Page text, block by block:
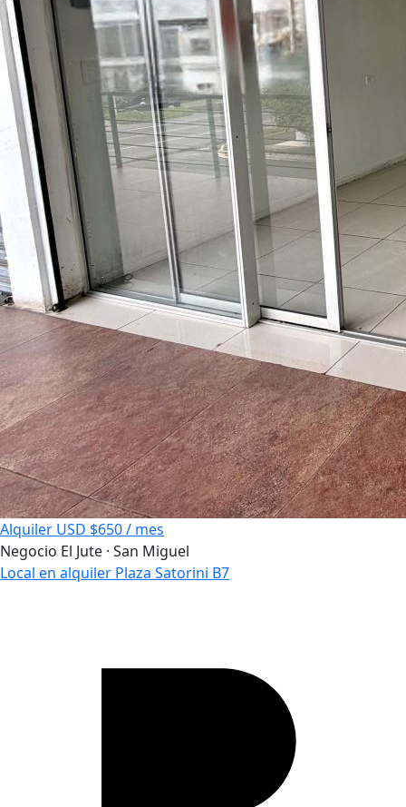
Alquiler USD $650 / mes
Negocio El Jute · San Miguel
Local en alquiler Plaza Satorini B7